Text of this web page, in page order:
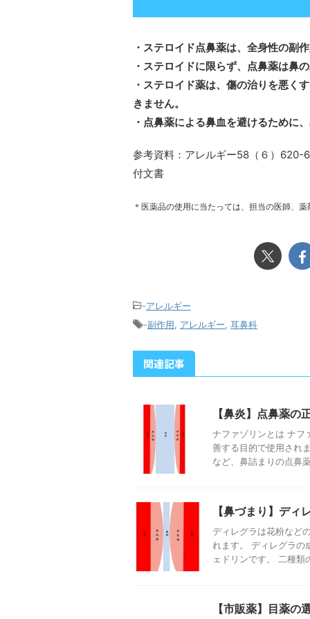
・ステロイド点鼻薬は、全身性の副
・ステロイドに限らず、点鼻薬は鼻
・ステロイド薬は、傷の治りを悪く
きません。
・点鼻薬による鼻血を避けるために
参考資料：アレルギー58（６）620-
付文書
＊医薬品の使用に当たっては、担当の医師、
-アレルギー
-副作用 アレルギー 耳鼻科
関連記事
【鼻炎】点鼻薬の
ナファゾリンとは ナフ
善する目的で使用され
など、鼻詰まりの点鼻
【鼻づまり】ディ
ディレグラは花粉など
れます。 ディレグラの
ェドリンです。 二種
【市販薬】目薬